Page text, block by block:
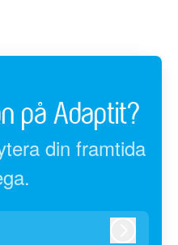
på Adaptit?
din framtida